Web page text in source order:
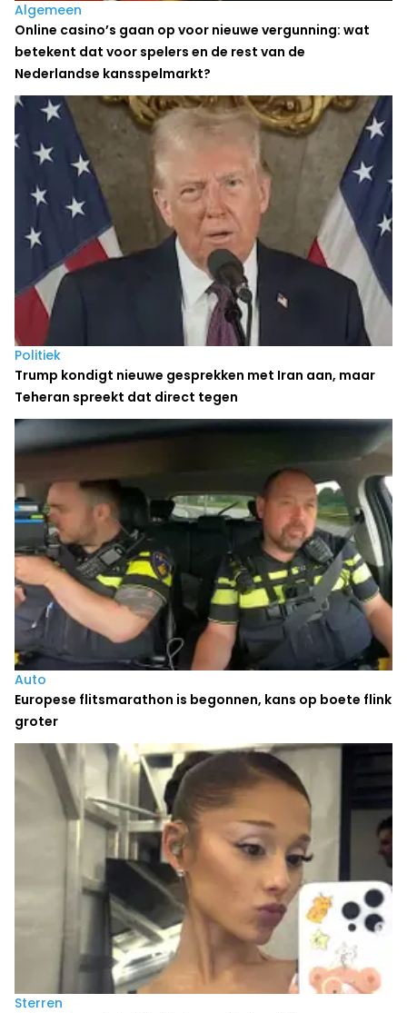
Algemeen
Online casino’s gaan op voor nieuwe vergunning: wat
betekent dat voor spelers en de rest van de
Nederlandse kansspelmarkt?
Politiek
Trump kondigt nieuwe gesprekken met Iran aan, maar
Teheran spreekt dat direct tegen
Auto
Europese flitsmarathon is begonnen, kans op boete flink
groter
Sterren